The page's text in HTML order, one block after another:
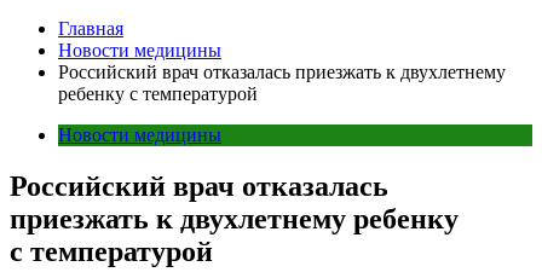
Главная
Новости медицины
Российский врач отказалась приезжать к двухлетнему
ребенку с температурой
Новости медицины
Российский врач отказалась
приезжать к двухлетнему ребенку
с температурой